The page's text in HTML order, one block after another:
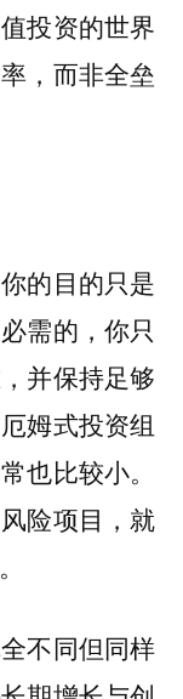
投资的世界
，而非全垒
的目的只是
需的，你只
并保持足够
姆式投资组
也比较小。
险项目，就
不同但同样